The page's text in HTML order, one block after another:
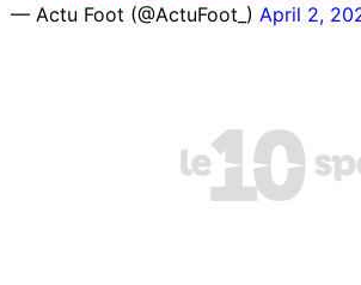
— Actu Foot (@ActuFoot_) April 2,